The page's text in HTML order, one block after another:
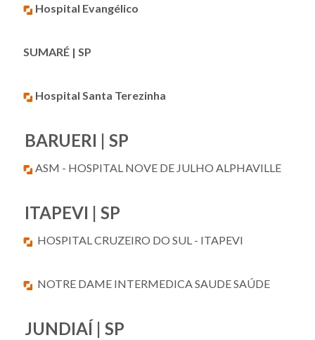
Hospital Evangélico
SUMARÉ | SP
Hospital Santa Terezinha
BARUERI | SP
ASM - HOSPITAL NOVE DE JULHO ALPHAVILLE
ITAPEVI | SP
HOSPITAL CRUZEIRO DO SUL - ITAPEVI
NOTRE DAME INTERMEDICA SAUDE SAÚDE
JUNDIAÍ | SP